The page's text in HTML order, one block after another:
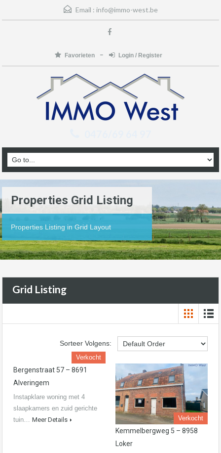
Email : info@immo-west.be
Favorieten Login / Register
Properties Grid Listing
Properties Listing in Grid Layout
Grid Listing
Sorteer Volgens:
Verkocht
Bergenstraat 57 – 8691
Alveringem
Instapklare woning met 4
slaapkamers en zuid gerichte
tuin… Meer Details Verkocht
Kemmelbergweg 5 – 8958
Loker